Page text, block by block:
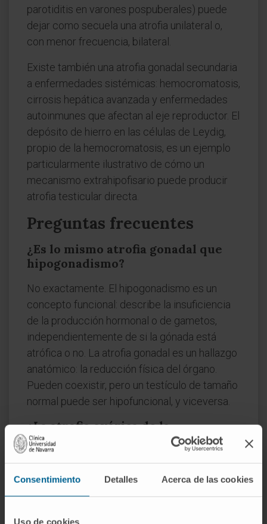
Consentimiento Detalles Acerca de las cookies
Uso de cookies
parotiditis en varones pospuberales) puede
dejar como secuela una atrofia unilateral o,
con menor frecuencia, bilateral.
Existe también una atrofia gonadal secundaria
a enfermedades sistémicas: hemocromatosis,
cirrosis hepática avanzada y enfermedades
autoinmunes que afectan al eje reproductor. El
depósito de hierro en las células de Leydig,
propio de la hemocromatosis, es un ejemplo
particularmente ilustrativo de cómo un
mecanismo extrahipofisario puede producir
atrofia testicular directa.
Preguntas frecuentes
¿Es lo mismo atrofia gonadal que
hipogonadismo?
No exactamente. El hipogonadismo es un
concepto funcional: describe la insuficiencia
de la producción hormonal o de gametos,
independientemente de si la gónada está
atrófica o no. La atrofia gonadal es un hallazgo
anatómico: la reducción física del órgano.
Pueden coexistir, pero un testículo de tamaño
normal puede ser hipofuncional, y viceversa.
¿La atrofia ovárica de la
menopausia es patológica?
No. Es un proceso fisiológico. Elovarioagota
su reserva folicular de forma programada a lo
largo de la vida reproductiva. La reducción de